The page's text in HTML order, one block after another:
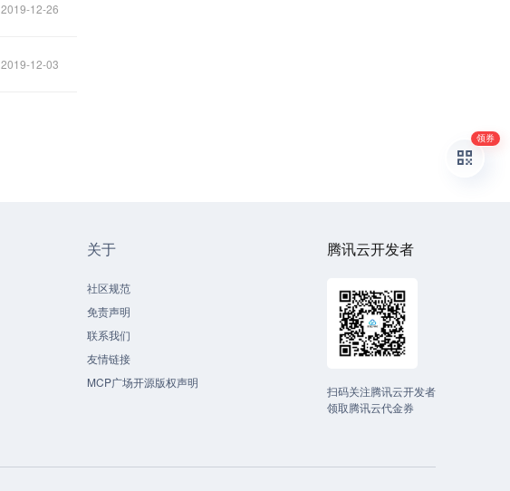
2019-12-26
2019-12-03
关于
社区规范
免责声明
联系我们
友情链接
MCP广场开源版权声明
腾讯云开发者
扫码关注腾讯云开发者
领取腾讯云代金券
领券